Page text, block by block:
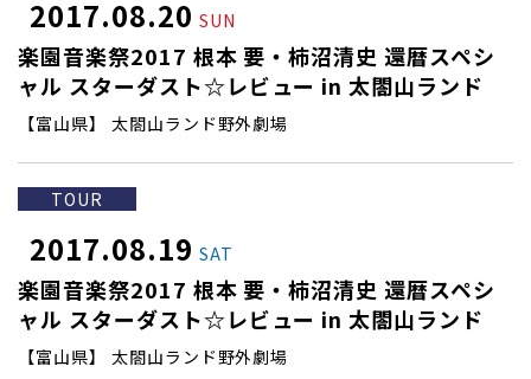
2017.08.20 SUN
楽園音楽祭2017 根本 要・柿沼清史 還暦スペシ
ャル スターダスト☆レビュー in 太閤山ランド
【富山県】 太閤山ランド野外劇場
TOUR
2017.08.19 SAT
楽園音楽祭2017 根本 要・柿沼清史 還暦スペシ
ャル スターダスト☆レビュー in 太閤山ランド
【富山県】 太閤山ランド野外劇場